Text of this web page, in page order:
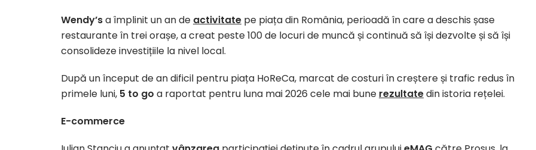
Wendy’sa împlinit un an de activitate pe piața din România, perioadă în care a deschis șase
restaurante în trei orașe, a creat peste 100 de locuri de muncă și continuă să își dezvolte și să își
consolideze investițiile la nivel local.
După un început de an dificil pentru piața HoReCa, marcat de costuri în creștere și trafic redus în
primele luni, 5 to go a raportat pentru luna mai 2026 cele mai bune rezultatedin istoria rețelei.
E-commerce